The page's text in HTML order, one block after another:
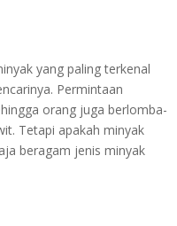
yang paling terkenal
Permintaan
orang juga berlomba-
Tetapi apakah minyak
beragam jenis minyak